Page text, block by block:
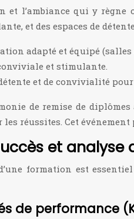
et l’ambiance qui y
et des espaces de
adapté et équipé
et stimulante.
détente et de convivialité
de remise de
les réussites. Cet
et analyse
formation est
de performance